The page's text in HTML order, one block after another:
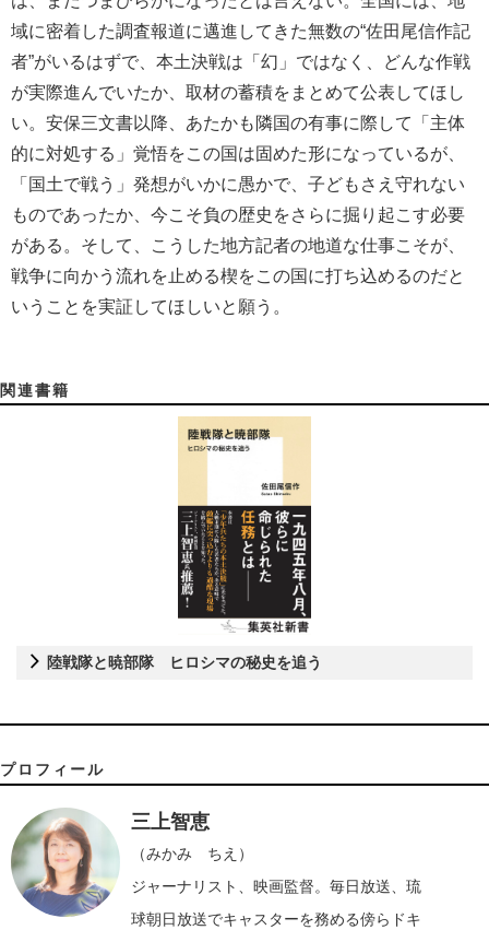
域に密着した調査報道に邁進してきた無数の“佐田尾信作記
者”がいるはずで、本土決戦は「幻」ではなく、どんな作戦
が実際進んでいたか、取材の蓄積をまとめて公表してほし
い。安保三文書以降、あたかも隣国の有事に際して「主体
的に対処する」覚悟をこの国は固めた形になっているが、
「国土で戦う」発想がいかに愚かで、子どもさえ守れない
ものであったか、今こそ負の歴史をさらに掘り起こす必要
がある。そして、こうした地方記者の地道な仕事こそが、
戦争に向かう流れを止める楔をこの国に打ち込めるのだと
いうことを実証してほしいと願う。
関連書籍
陸戦隊と暁部隊 ヒロシマの秘史を追う
プロフィール
三上智恵
（みかみ ちえ）
ジャーナリスト、映画監督。毎日放送、琉
球朝日放送でキャスターを務める傍らドキ